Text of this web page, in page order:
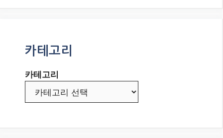
2026년 8월
2026년 7월
2026년 6월
2026년 5월